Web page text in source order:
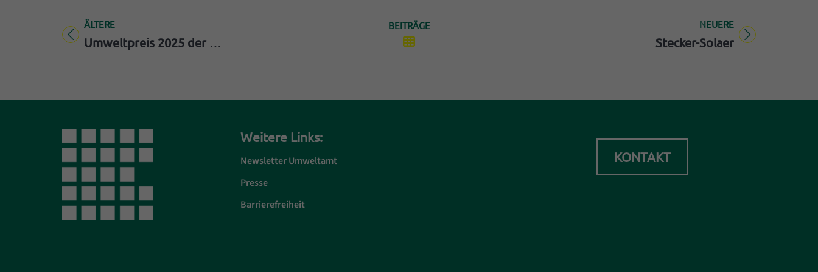
ÄLTERE
Titel für Beitrag
Umweltpreis 2025 der Stadt Erlangen und der Erlanger Stadtwerke
BEITRÄGE NEUERE
Titel für Beitrag
Stecker-Solaer
Weitere Links:
Newsletter Umweltamt
Presse
Barrierefreiheit
KONTAKT